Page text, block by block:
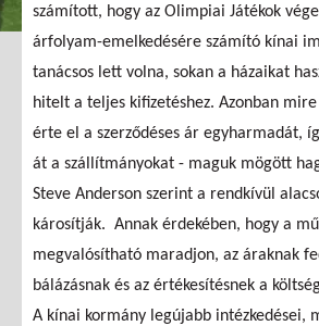
számított, hogy az Olimpiai Játékok
árfolyam-emelkedésére számító kínai
tanácsos lett volna, sokan a házaikat
hitelt a teljes kifizetéshez. Azonban
érte el a szerződéses ár egyharmadát,
át a szállítmányokat - maguk mögött
Steve Anderson szerint a rendkívül
károsítják. Annak érdekében, hogy a
megvalósítható maradjon, az áraknak
bálázásnak és az értékesítésnek a
A kínai kormány legújabb intézkedései,